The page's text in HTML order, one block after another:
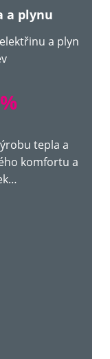
a plynu
a plyn
tepla a
komfortu a